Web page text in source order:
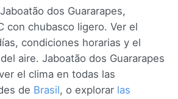
dos Guararapes,
con chubasco ligero. Ver el
condiciones horarias y el
aire. Jaboatão dos Guararapes
el clima en todas las
de Brasil, o explorar las